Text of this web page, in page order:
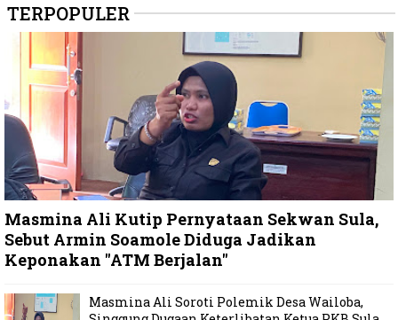
TERPOPULER
Masmina Ali Kutip Pernyataan Sekwan Sula,
Sebut Armin Soamole Diduga Jadikan
Keponakan "ATM Berjalan"
Masmina Ali Soroti Polemik Desa Wailoba,